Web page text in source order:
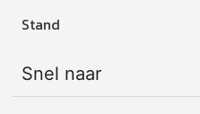
Stand
Snel naar